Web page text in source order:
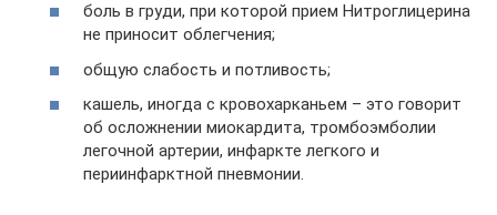
боль в груди, при которой прием Нитроглицерина
не приносит облегчения;
общую слабость и потливость;
кашель, иногда с кровохарканьем – это говорит
об осложнении миокардита, тромбоэмболии
легочной артерии, инфаркте легкого и
периинфарктной пневмонии.